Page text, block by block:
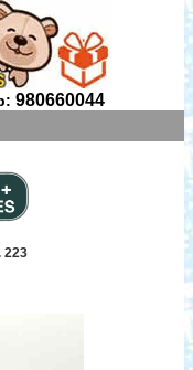
980660044
223